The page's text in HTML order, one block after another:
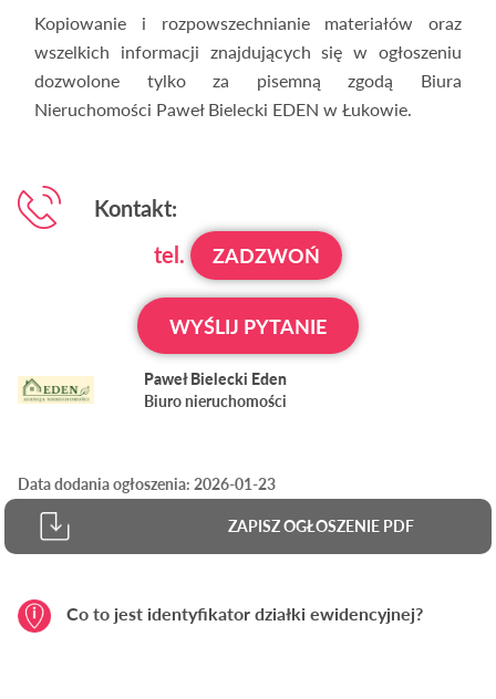
Co to jest identyfikator działki ewidencyjnej?
Kopiowanie i rozpowszechnianie materiałów oraz
wszelkich informacji znajdujących się w ogłoszeniu
dozwolone tylko za pisemną zgodą Biura
Nieruchomości Paweł Bielecki EDEN w Łukowie.
Kontakt:
tel.
ZADZWOŃ
WYŚLIJ PYTANIE
Paweł Bielecki Eden
Biuro nieruchomości
Data dodania ogłoszenia: 2026-01-23
ZAPISZ OGŁOSZENIE PDF